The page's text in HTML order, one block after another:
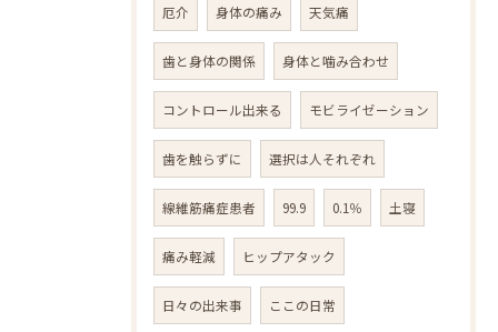
厄介 身体の痛み 天気痛
歯と身体の関係 身体と噛み合わせ
コントロール出来る モビライゼーション
歯を触らずに 選択は人それぞれ
線維筋痛症患者 99.9 0.1％ 土寝
痛み軽減 ヒップアタック
日々の出来事 ここの日常